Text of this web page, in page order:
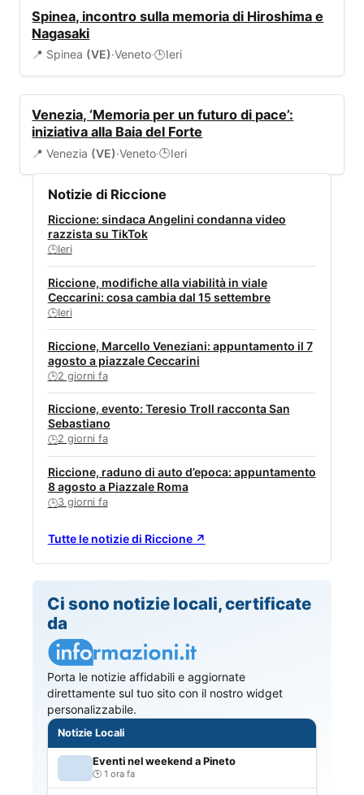
Spinea, incontro sulla memoria di Hiroshima e
Nagasaki
📍 Spinea (VE)·Veneto·🕒Ieri
Venezia, ‘Memoria per un futuro di pace’:
iniziativa alla Baia del Forte
📍 Venezia (VE)·Veneto·🕒Ieri
Notizie di Riccione
Riccione: sindaca Angelini condanna video
razzista su TikTok
🕒Ieri
Riccione, modifiche alla viabilità in viale
Ceccarini: cosa cambia dal 15 settembre
🕒Ieri
Riccione, Marcello Veneziani: appuntamento il 7
agosto a piazzale Ceccarini
🕒2 giorni fa
Riccione, evento: Teresio Troll racconta San
Sebastiano
🕒2 giorni fa
Riccione, raduno di auto d’epoca: appuntamento
8 agosto a Piazzale Roma
🕒3 giorni fa
Tutte le notizie di Riccione ↗
Ci sono notizie locali, certificate
da
Porta le notizie affidabili e aggiornate
direttamente sul tuo sito con il nostro widget
personalizzabile.
Notizie Locali
Eventi nel weekend a Pineto
1 ora fa